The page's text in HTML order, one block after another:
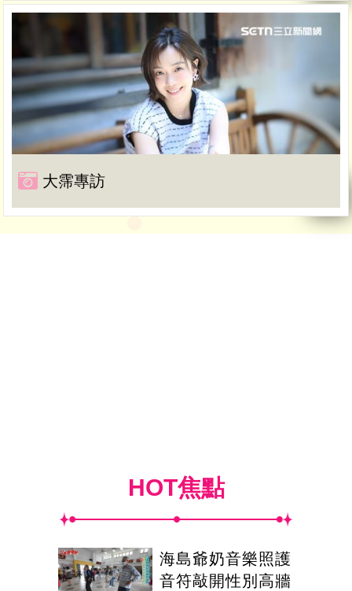
大霈專訪
HOT焦點
海島爺奶音樂照護
音符敲開性別高牆